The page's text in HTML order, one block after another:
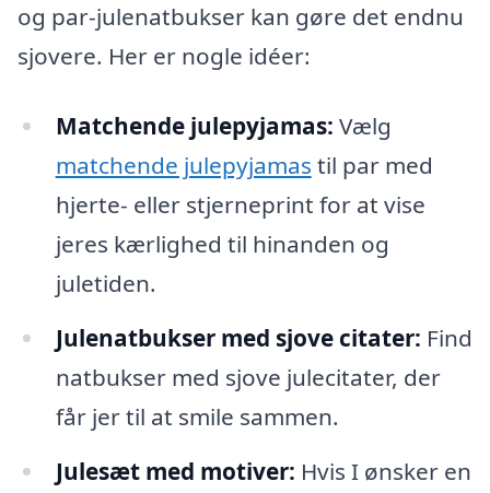
og par-julenatbukser kan gøre det endnu
sjovere. Her er nogle idéer:
Matchende julepyjamas: Vælg
matchende julepyjamas til par med
hjerte- eller stjerneprint for at vise
jeres kærlighed til hinanden og
juletiden.
Julenatbukser med sjove citater: Find
natbukser med sjove julecitater, der
får jer til at smile sammen.
Julesæt med motiver: Hvis I ønsker en